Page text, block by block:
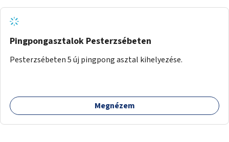
Pingpongasztalok Pesterzsébeten
Pesterzsébeten 5 új pingpong asztal kihelyezése.
Megnézem